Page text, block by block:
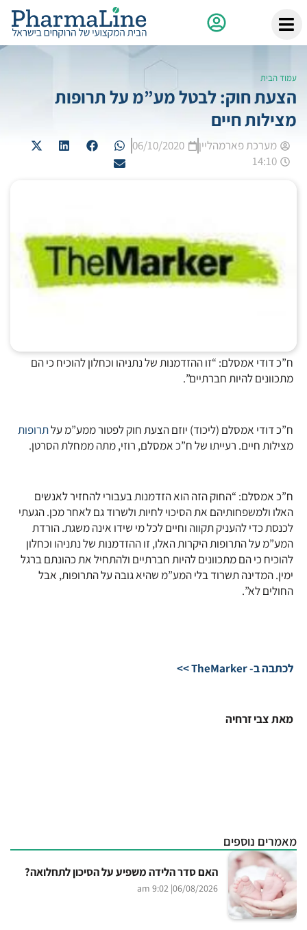
עמוד הבית
הצעת חוק: לבטל מע”מ על תרופות
מצילות חיים
מערכת פארמהליין
06/10/2020
14:10
ח”כ דודי אמסלם: “זו ההזדמנות של נתניהו וכחלון להוכיח כי הם
מתכוונים להיות חברתיים”.
ח”כ דודי אמסלם (ליכוד) יוזם הצעת חוק לפטור ממע”מ עלתרופות
מצילות חיים. רעייתו של ח”כ אמסלם, רוזי, מתה ממחלת הסרטן.
ח”כ אמסלם: “החוק הזה הוא הזדמנות בעבורי להחזיר לאנשים
האלו ולמשפחותיהם את הסיכוי לחיות ולשרוד גם לאחר מכן. הגעתי
לכנסת כדי להעניק תקווה וחיים לכל מי שידו אינה משגת. הורדת
המע”מ על התרופות היקרות האלו, זו ההזדמנות של נתניהו וכחלון
להוכיח כי הם מתכוונים להיות חברתיים ולהתחיל את כהונתם ברגל
ימין. המדינה תשרוד בלי המע”מ שהיא גובה על התרופות, אבל
החולים לא”.
לכתבה ב- TheMarker >>
מאת צבי זרחיה
מאמרים נוספים
האם סדר הלידה משפיע על הסיכון לתחלואה?
06/08/2026
| 9:02 am